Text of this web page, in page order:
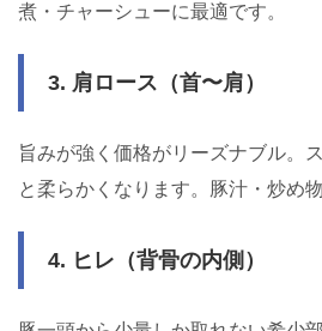
煮・チャーシューに最適です。
3. 肩ロース（首〜肩）
旨みが強く価格がリーズナブル。
と柔らかくなります。豚汁・炒め
4. ヒレ（背骨の内側）